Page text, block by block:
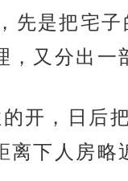
先是把宅
又分出一
开，日后
下人房略